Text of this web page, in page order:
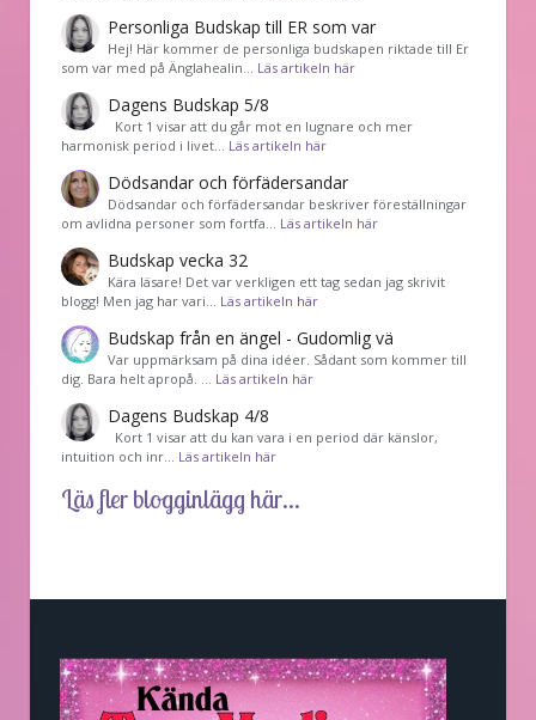
Personliga Budskap till ER som var
Hej! Här kommer de personliga budskapen riktade till Er
som var med på Änglahealin… Läs artikeln här
Dagens Budskap 5/8
Kort 1 visar att du går mot en lugnare och mer
harmonisk period i livet… Läs artikeln här
Dödsandar och förfädersandar
Dödsandar och förfädersandar beskriver föreställningar
om avlidna personer som fortfa… Läs artikeln här
Budskap vecka 32
Kära läsare! Det var verkligen ett tag sedan jag skrivit
blogg! Men jag har vari… Läs artikeln här
Budskap från en ängel - Gudomlig vä
Var uppmärksam på dina idéer. Sådant som kommer till
dig. Bara helt apropå. … Läs artikeln här
Dagens Budskap 4/8
Kort 1 visar att du kan vara i en period där känslor,
intuition och inr… Läs artikeln här
Läs fler blogginlägg här...